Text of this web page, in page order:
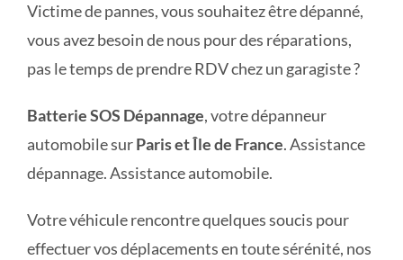
Victime de pannes, vous souhaitez être dépanné,
vous avez besoin de nous pour des réparations,
pas le temps de prendre RDV chez un garagiste ?
Batterie SOS Dépannage, votre dépanneur
automobile surParis et Île de France. Assistance
dépannage. Assistance automobile.
Votre véhicule rencontre quelques soucis pour
effectuer vos déplacements en toute sérénité, nos